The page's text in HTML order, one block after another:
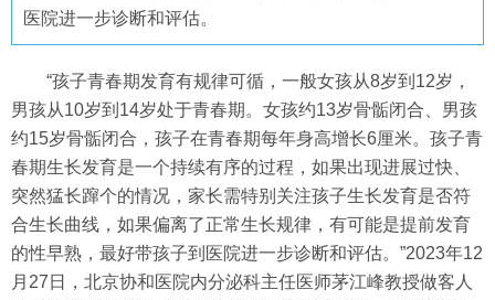
医院进一步诊断和评估。
“孩子青春期发育有规律可循，一般女孩从8岁到12岁，
男孩从10岁到14岁处于青春期。女孩约13岁骨骺闭合、男孩
约15岁骨骺闭合，孩子在青春期每年身高增长6厘米。孩子青
春期生长发育是一个持续有序的过程，如果出现进展过快、
突然猛长蹿个的情况，家长需特别关注孩子生长发育是否符
合生长曲线，如果偏离了正常生长规律，有可能是提前发育
的性早熟，最好带孩子到医院进一步诊断和评估。”2023年12
月27日，北京协和医院内分泌科主任医师茅江峰教授做客人